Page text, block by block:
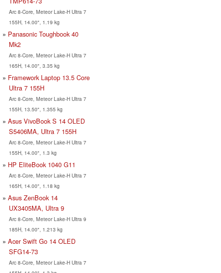
Arc 8-Core, Meteor Lake-H Ultra 7
155H, 14.00", 1.19 kg
Panasonic Toughbook 40
Mk2
Arc 8-Core, Meteor Lake-H Ultra 7
165H, 14.00", 3.35 kg
Framework Laptop 13.5 Core
Ultra 7 155H
Arc 8-Core, Meteor Lake-H Ultra 7
155H, 13.50", 1.355 kg
Asus VivoBook S 14 OLED
S5406MA, Ultra 7 155H
Arc 8-Core, Meteor Lake-H Ultra 7
155H, 14.00", 1.3 kg
HP EliteBook 1040 G11
Arc 8-Core, Meteor Lake-H Ultra 7
165H, 14.00", 1.18 kg
Asus ZenBook 14
UX3405MA, Ultra 9
Arc 8-Core, Meteor Lake-H Ultra 9
185H, 14.00", 1.213 kg
Acer Swift Go 14 OLED
SFG14-73
Arc 8-Core, Meteor Lake-H Ultra 7